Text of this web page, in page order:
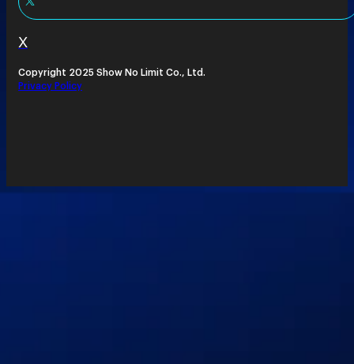
X
Copyright 2025 Show No Limit Co., Ltd.
Privacy Policy